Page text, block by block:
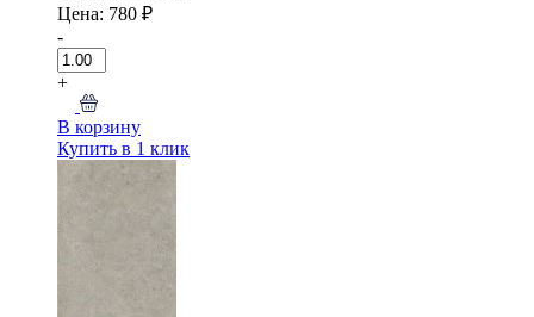
Цена: 780 ₽
-
+
В корзину
Купить в 1 клик